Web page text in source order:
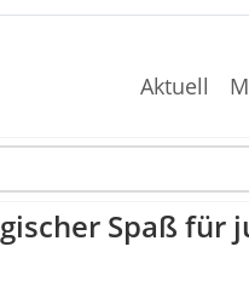
Aktuell
Spaß für